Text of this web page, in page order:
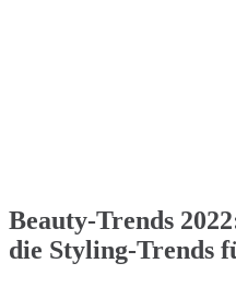
Beauty-Trends
die Styling-Trends